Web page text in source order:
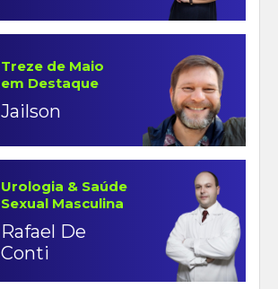
Treze de Maio
em Destaque
Jailson
Urologia & Saúde
Sexual Masculina
Rafael De
Conti